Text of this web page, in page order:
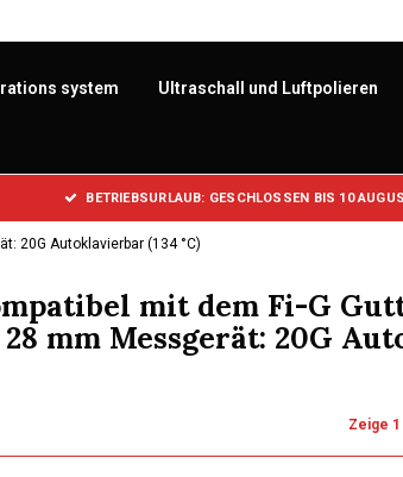
system Ultraschall und Luftpolieren
BETRIEBSURLAUB: GESCHLOSSEN BIS 10
20G Autoklavierbar (134 °C)
mit dem Fi-G
mm Messgerät: 20G
Zeige